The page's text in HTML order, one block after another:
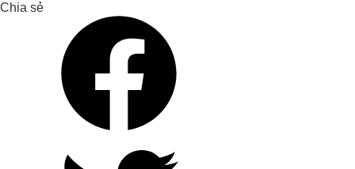
Chia sẻ
HOA NẮNG FARM THÀNH CÔNG
TĂNG HƠN 20% NĂNG SUẤT LÚA